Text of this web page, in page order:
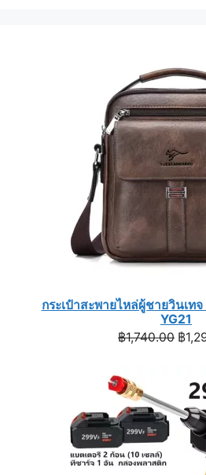
กระเป๋าสะพายไหล่ผู้ชายวินเท
YG21
฿1,740.00
฿
฿